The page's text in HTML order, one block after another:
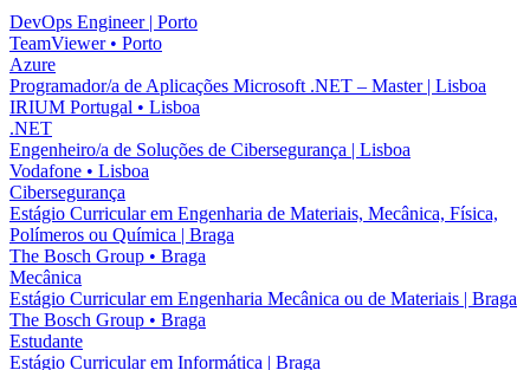
DevOps Engineer | Porto
TeamViewer • Porto
Azure
Programador/a de Aplicações Microsoft .NET – Master | Lisboa
IRIUM Portugal • Lisboa
.NET
Engenheiro/a de Soluções de Cibersegurança | Lisboa
Vodafone • Lisboa
Cibersegurança
Estágio Curricular em Engenharia de Materiais, Mecânica, Física,
Polímeros ou Química | Braga
The Bosch Group • Braga
Mecânica
Estágio Curricular em Engenharia Mecânica ou de Materiais | Braga
The Bosch Group • Braga
Estudante
Estágio Curricular em Informática | Braga